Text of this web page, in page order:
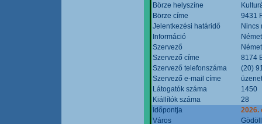
Börze helyszíne
Börze címe
9431
Jelentkezési határidő
Nincs
Információ
Szervező
Szervező címe
8174
Szervező telefonszáma
(20)
Szervező e-mail címe
Látogatók száma
1450
Kiállítók száma
28
Időpontja
2026.
Város